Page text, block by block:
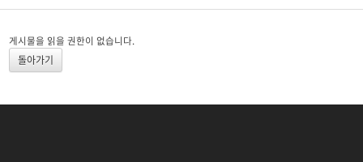
게시물을 읽을 권한이 없습니다.
돌아가기